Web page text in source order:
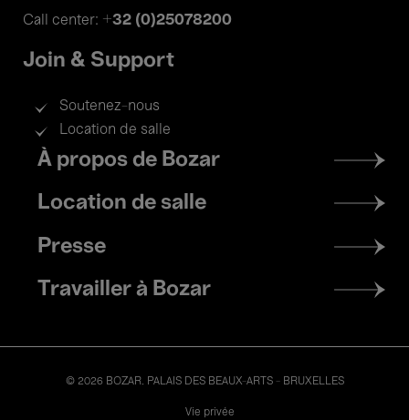
Call center: +32 (0)25078200
Join & Support
Soutenez-nous
Location de salle
Footer
menu
À propos de Bozar
Location de salle
Presse
Travailler à Bozar
© 2026 BOZAR. PALAIS DES BEAUX-ARTS - BRUXELLES
Vie privée